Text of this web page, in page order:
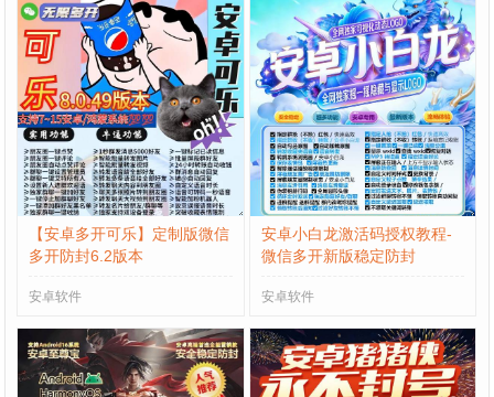
【安卓多开可乐】定制版微信
多开防封6.2版本
安卓软件
安卓小白龙激活码授权教程-
微信多开新版稳定防封
安卓软件